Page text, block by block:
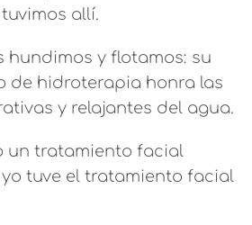
allí.
hundimos y flotamos: su
de hidroterapia honra las
y relajantes del agua.
un tratamiento facial
yo tuve el tratamiento facial